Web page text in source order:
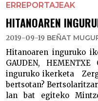
ERREPORTAJEAK
HITANOAREN
2019-09-19 BEÑAT
Hitanoaren inguruko
GAUDEN,
inguruko ikerketa
bertsotan?
lan bat egiteko